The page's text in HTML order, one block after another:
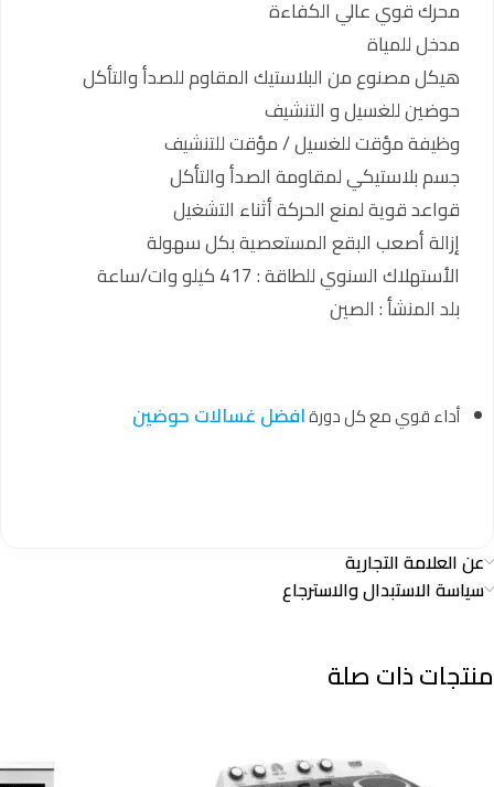
محرك قوي عالي الكفاءة
مدخل للمياة
هيكل مصنوع من البلاستيك المقاوم للصدأ والتأكل
حوضين للغسيل و التنشيف
وظيفة مؤقت للغسيل / مؤقت للتنشيف
جسم بلاستيكي لمقاومة الصدأ والتأكل
قواعد قوية لمنع الحركة أثناء التشغيل
إزالة أصعب البقع المستعصية بكل سهولة
الأستهلاك السنوي للطاقة : 417 كيلو وات/ساعة
بلد المنشأ : الصين
أداء قوي مع كل دورةافضل غسالات حوضين
عن العلامة التجارية
سياسة الاستبدال والاسترجاع
منتجات ذات صلة